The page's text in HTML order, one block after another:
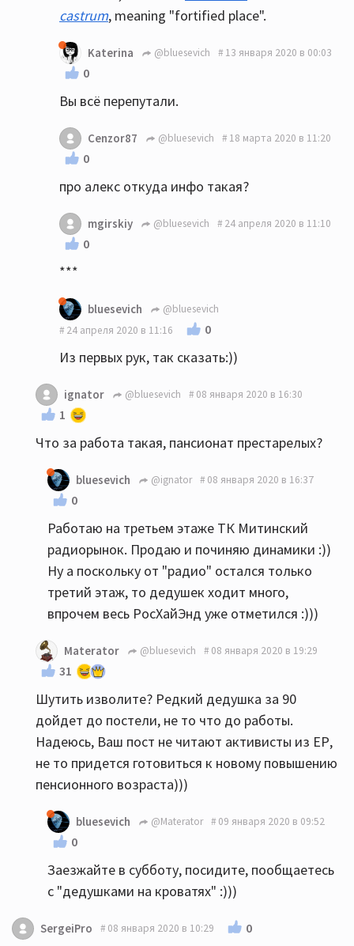
castrum, meaning "fortified place".
Katerina @bluesevich 13 января 2020 в 00:03
0
Вы всё перепутали.
Cenzor87 @bluesevich 18 марта 2020 в 11:20
0
про алекс откуда инфо такая?
mgirskiy @bluesevich 24 апреля 2020 в 11:10
0
***
bluesevich
@bluesevich
24 апреля 2020 в 11:16
0
Из первых рук, так сказать:))
ignator @bluesevich 08 января 2020 в 16:30
1
Что за работа такая, пансионат престарелых?
bluesevich @ignator 08 января 2020 в 16:37
0
Работаю на третьем этаже ТК Митинский
радиорынок. Продаю и починяю динамики :))
Ну а поскольку от "радио" остался только
третий этаж, то дедушек ходит много,
впрочем весь РосХайЭнд уже отметился :)))
Materator @bluesevich 08 января 2020 в 19:29
31
Шутить изволите? Редкий дедушка за 90
дойдет до постели, не то что до работы.
Надеюсь, Ваш пост не читают активисты из ЕР,
не то придется готовиться к новому повышению
пенсионного возраста)))
bluesevich @Materator 09 января 2020 в 09:52
0
Заезжайте в субботу, посидите, пообщаетесь
с "дедушками на кроватях" :)))
SergeiPro 08 января 2020 в 10:29 0